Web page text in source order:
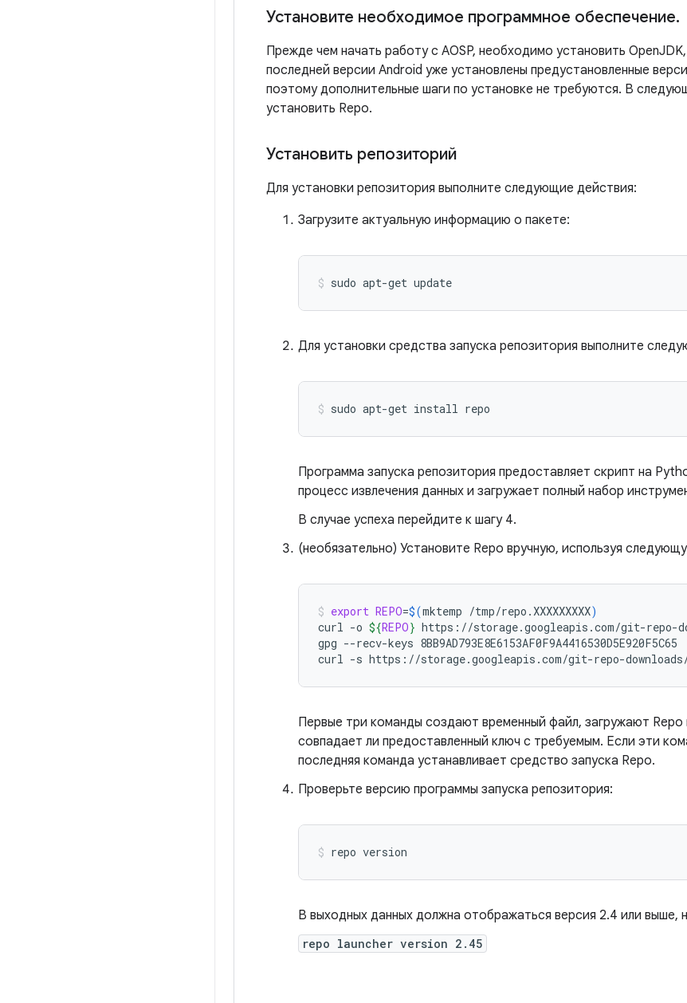
Установите необходимое программное обеспечение.
Прежде чем начать работу с AOSP, необходимо установить
последней версии Android уже установлены предустановленные
поэтому дополнительные шаги по установке не требуются. В
установить Repo.
Установить репозиторий
Для установки репозитория выполните следующие действия:
Загрузите актуальную информацию о пакете:
sudo apt-get update
Для установки средства запуска репозитория выполните
sudo apt-get install repo
Программа запуска репозитория предоставляет скрипт на
процесс извлечения данных и загружает полный набор
В случае успеха перейдите к шагу 4.
(необязательно) Установите Repo вручную, используя
export REPO=$(mktemp /tmp/repo.XXXXXXXXX)
curl -o ${REPO} https://storage.googleapis.com/git-repo-
gpg --recv-keys 8BB9AD793E8E6153AF0F9A4416530D5E920F5C65
curl -s https://storage.googleapis.com/git-repo-
Первые три команды создают временный файл, загружают
совпадает ли предоставленный ключ с требуемым. Если эти
последняя команда устанавливает средство запуска Repo.
Проверьте версию программы запуска репозитория:
repo version
В выходных данных должна отображаться версия 2.4 или выше,
repo launcher version 2.45